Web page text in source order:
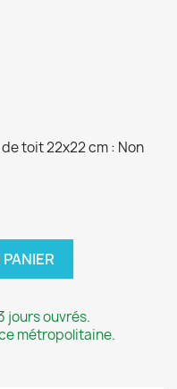
toit 22x22 cm : Non
jours ouvrés.
métropolitaine.